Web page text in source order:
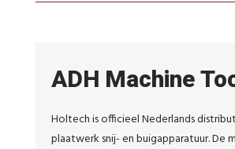
ADH Machine
Holtech is officieel Nederlands
plaatwerk snij- en buigapparatuur. De